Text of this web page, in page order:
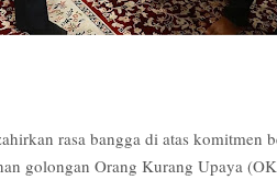
rasa bangga di atas komitmen
golongan Orang Kurang Upaya